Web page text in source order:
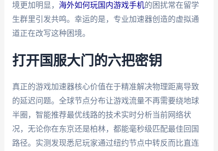
境更加明显， 海外如何玩国内游戏手机的困扰常在留学
生群里引发共鸣。幸运的是，专业加速器创造的虚拟通
道正在改写这种困境。
打开国服大门的六把密钥
真正的游戏加速器核心价值在于精准解决物理距离导致
的延迟问题。全球节点分布让游戏流量不再需要绕地球
半圈，智能推荐最优线路的技术实时分析当前网络状
况，无论你在东京还是柏林，都能毫秒级匹配最佳回国
路径。实测发现悉尼玩家通过纽约节点中转反而比直连